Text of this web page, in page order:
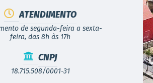
ATENDIMENTO
de segunda-feira a sexta-
feira, das 8h às 17h
CNPJ
18.715.508/0001-31